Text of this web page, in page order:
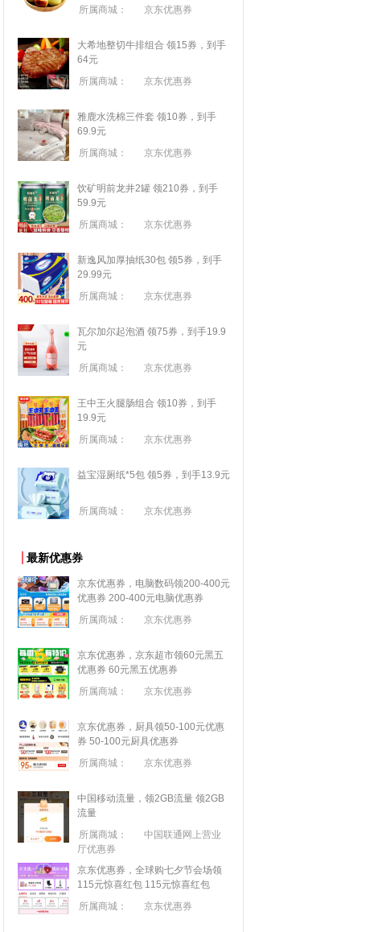
所属商城： 京东优惠券
大希地整切牛排组合 领15券，到手
64元
所属商城：
京东优惠券
雅鹿水洗棉三件套 领10券，到手
69.9元
所属商城：
京东优惠券
饮矿明前龙井2罐 领210券，到手
59.9元
所属商城：
京东优惠券
新逸风加厚抽纸30包 领5券，到手
29.99元
所属商城：
京东优惠券
瓦尔加尔起泡酒 领75券，到手19.9
元
所属商城：
京东优惠券
王中王火腿肠组合 领10券，到手
19.9元
所属商城：
京东优惠券
益宝湿厕纸*5包 领5券，到手13.9元
所属商城： 京东优惠券
最新优惠券
京东优惠券，电脑数码领200-400元
优惠券 200-400元电脑优惠券
所属商城：
京东优惠券
京东优惠券，京东超市领60元黑五
优惠券 60元黑五优惠券
所属商城：
京东优惠券
京东优惠券，厨具领50-100元优惠
券 50-100元厨具优惠券
所属商城：
京东优惠券
中国移动流量，领2GB流量 领2GB
流量
所属商城：
中国联通网上营业
厅优惠券
京东优惠券，全球购七夕节会场领
115元惊喜红包 115元惊喜红包
所属商城：
京东优惠券